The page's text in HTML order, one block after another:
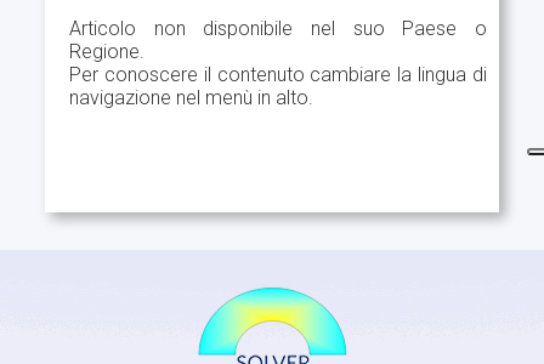
Articolo non disponibile nel suo Paese o
Regione.
Per conoscere il contenuto cambiare la lingua di
navigazione nel menù in alto.